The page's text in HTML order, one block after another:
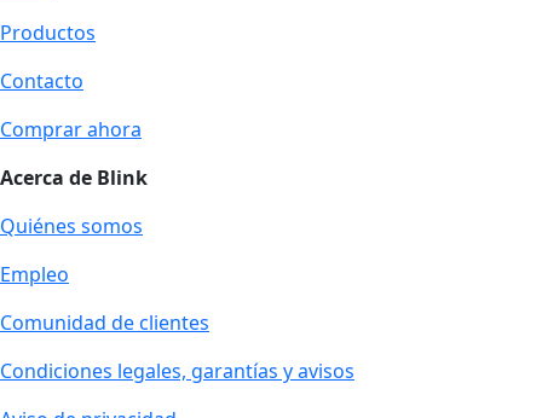
Productos
Contacto
Comprar ahora
Acerca de Blink
Quiénes somos
Empleo
Comunidad de clientes
Condiciones legales, garantías y avisos